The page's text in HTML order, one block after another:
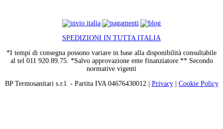
SPEDIZIONI IN TUTTA ITALIA
*I tempi di consegna possono variare in base alla disponibilità consultabile
al tel 011 920.89.75. *Salvo approvazione ente finanziatore.** Secondo
normative vigenti
BP Termosanitari s.r.l. - Partita IVA 04676430012 | Privacy| Cookie Policy